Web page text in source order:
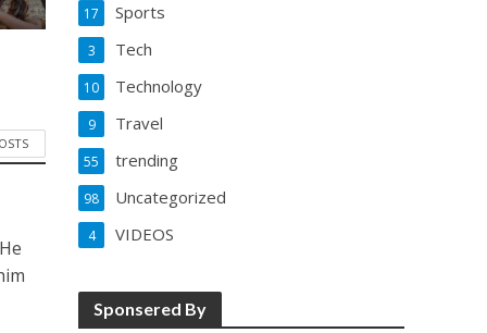
Sports
17
Tech
3
Technology
10
Travel
9
trending
55
Uncategorized
98
VIDEOS
4
Sponsered By